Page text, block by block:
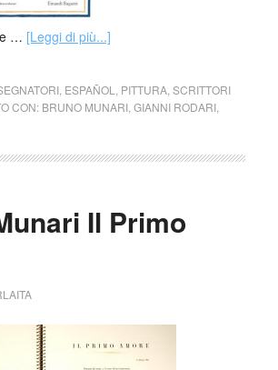
… [Leggi di più...]
, ESPAÑOL PITTURA, SCRITTORI
CON: BRUNO MUNARI, GIANNI RODARI,
Il Primo